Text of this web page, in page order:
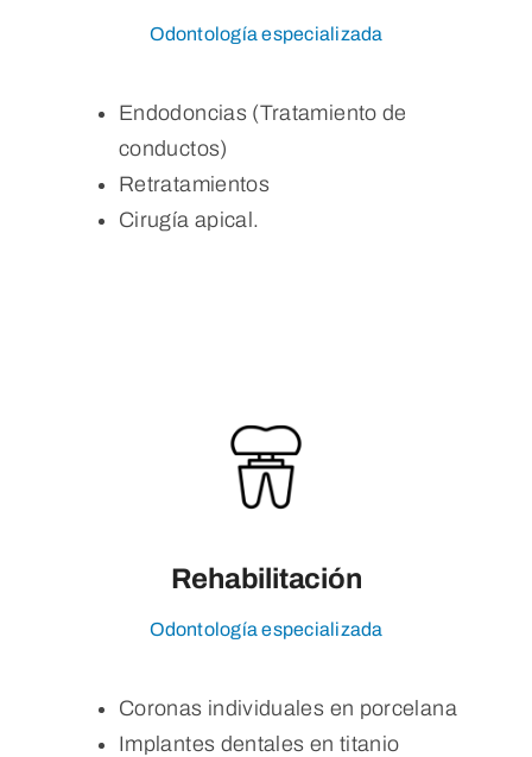
Odontología especializada
Endodoncias (Tratamiento de
conductos)
Retratamientos
Cirugía apical.
Rehabilitación
Odontología especializada
Coronas individuales en porcelana
Implantes dentales en titanio